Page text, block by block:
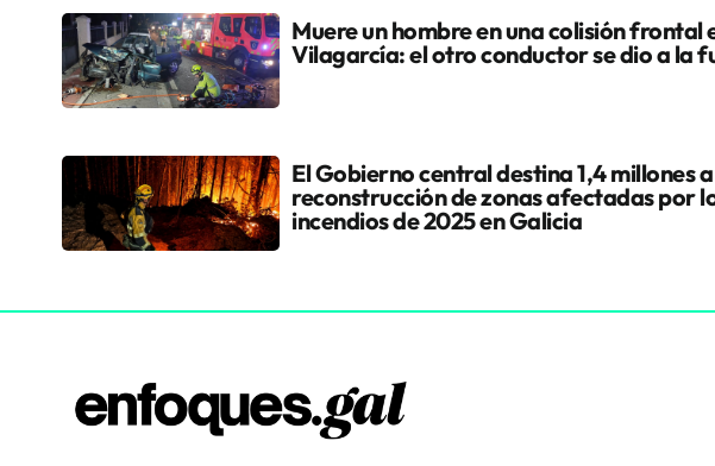
Muere un hombre en una colisión frontal
Vilagarcía: el otro conductor se dio a la
El Gobierno central destina 1,4 millones
reconstrucción de zonas afectadas por
incendios de 2025 en Galicia